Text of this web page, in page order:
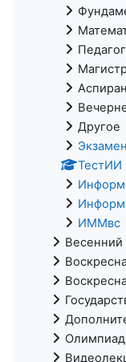
Другое
ТестИИ
ИММвс
Весенний